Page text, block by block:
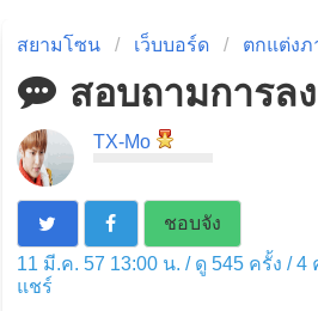
สยามโซน เว็บบอร์ด ตกแต่งภ
สอบถามการล
TX-Mo
ชอบจัง
11 มี.ค. 57 13:00 น. / ดู 545 ครั้ง / 4
แชร์